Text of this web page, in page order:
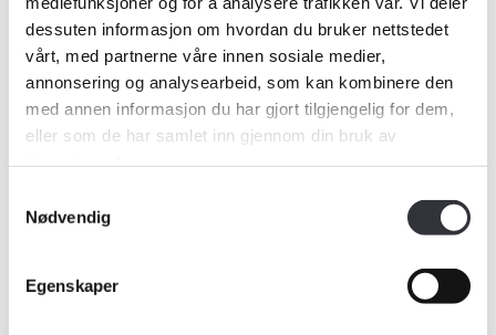
dessuten informasjon om hvordan du bruker nettstedet
vårt, med partnerne våre innen sosiale medier,
annonsering og analysearbeid, som kan kombinere den
med annen informasjon du har gjort tilgjengelig for dem,
eller som de har samlet inn gjennom din bruk av
Nødvendig
Egenskaper
Flest småhus i Norge
– Det er viktig at ikke småhus blir
oversett. De utgjør en betydelig del av
boligmassen i Norge, og det er derfor
avgjørende at de inkluderes i
fremtid, sier Helgesen.